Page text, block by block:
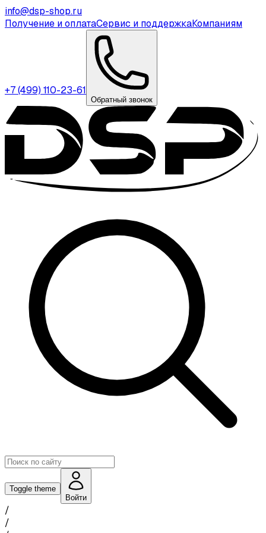
info@dsp-shop.ru
Получение и оплатаСервис и поддержкаКомпаниям
+7 (499) 110-23-61
Обратный звонок
Toggle theme
Войти
/
/